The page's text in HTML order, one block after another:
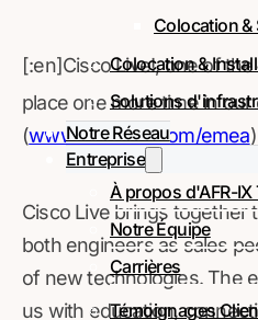
Colocation &
Colocation &
Solutions
Notre Réseau
Entreprise
À propos d'AFR-IX
Notre Équipe
Carrières
Témoignages
[:en]Cisco Live!, one of
place one more time in
(www.ciscolive.com/emea
Cisco Live brings together
both engineers as sales
of new technologies. The
us with education,